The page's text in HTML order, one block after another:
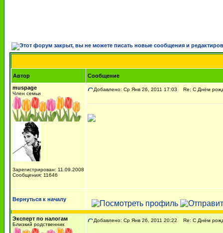
Автор
Сообщение
muspage
Член семьи
Зарегистрирован: 11.09.2008
Сообщения: 11646
Добавлено: Ср Янв 26, 2011 17:03 Re: С Днём
Вернуться к началу
Эксперт по налогам
Близкий родственник
Добавлено: Ср Янв 26, 2011 20:22 Re: С Днём